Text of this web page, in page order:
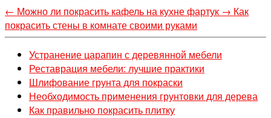
← Можно ли покрасить кафель на кухне фартук → Как
покрасить стены в комнате своими руками
Устранение царапин с деревянной мебели
Реставрация мебели: лучшие практики
Шлифование грунта для покраски
Необходимость применения грунтовки для дерева
Как правильно покрасить плитку